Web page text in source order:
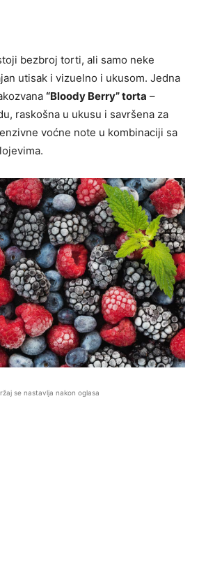
bezbroj torti, ali samo neke
utisak i vizuelno i ukusom. Jedna
“Bloody Berry” torta –
raskošna u ukusu i savršena za
voćne note u kombinaciji sa
se nastavlja nakon oglasa